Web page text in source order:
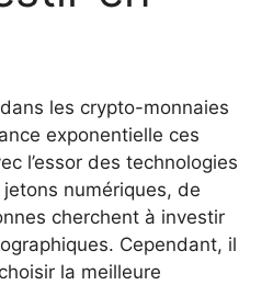
les crypto-monnaies
exponentielle ces
l’essor des technologies
numériques, de
cherchent à investir
Cependant, il
la meilleure